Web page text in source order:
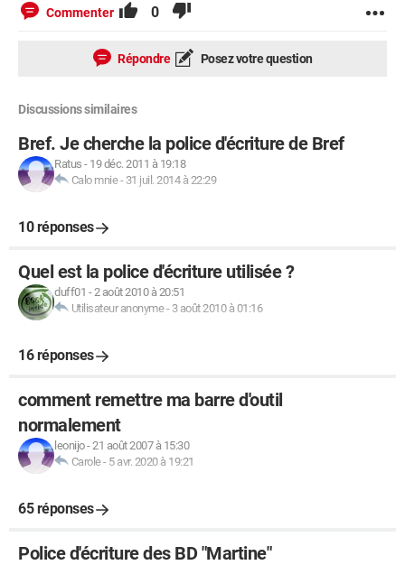
Commenter 0
Répondre Posez votre question
Discussions similaires
Bref. Je cherche la police d'écriture de Bref
Ratus - 19 déc. 2011 à 19:18
Calo mnie- 31 juil. 2014 à 22:29
10 réponses
Quel est la police d'écriture utilisée ?
duff01 -2 août 2010 à 20:51
Utilisateur anonyme- 3 août 2010 à 01:16
16 réponses
comment remettre ma barre d'outil
normalement
leonijo-21 août 2007 à 15:30
Carole- 5 avr. 2020 à 19:21
65 réponses
Police d'écriture des BD "Martine"